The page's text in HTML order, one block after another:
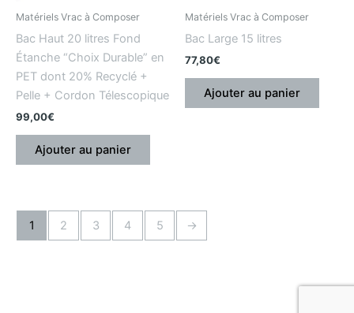
Matériels Vrac à Composer
Bac Haut 20 litres Fond
Étanche “Choix Durable” en
PET dont 20% Recyclé +
Pelle + Cordon Télescopique
99,00€
Ajouter au panier
Matériels Vrac à Composer
Bac Large 15 litres
77,80€
Ajouter au panier
1 2 3 4 5 →